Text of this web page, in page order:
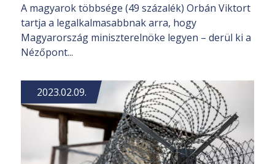
A magyarok többsége (49 százalék) Orbán Viktort
tartja a legalkalmasabbnak arra, hogy
Magyarország miniszterelnöke legyen – derül ki a
Nézőpont...
2023.02.09.